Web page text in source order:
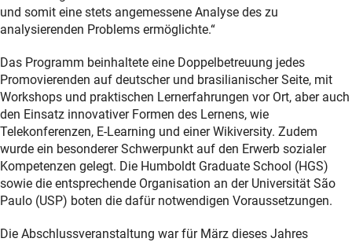
und somit eine stets angemessene Analyse des zu
analysierenden Problems ermöglichte.“
Das Programm beinhaltete eine Doppelbetreuung jedes
Promovierenden auf deutscher und brasilianischer Seite, mit
Workshops und praktischen Lernerfahrungen vor Ort, aber auch
den Einsatz innovativer Formen des Lernens, wie
Telekonferenzen, E-Learning und einer Wikiversity. Zudem
wurde ein besonderer Schwerpunkt auf den Erwerb sozialer
Kompetenzen gelegt. Die Humboldt Graduate School (HGS)
sowie die entsprechende Organisation an der Universität São
Paulo (USP) boten die dafür notwendigen Voraussetzungen.
Die Abschlussveranstaltung war für März dieses Jahres